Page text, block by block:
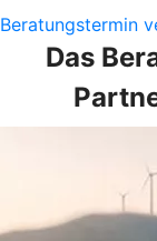
Beratungstermin
Das